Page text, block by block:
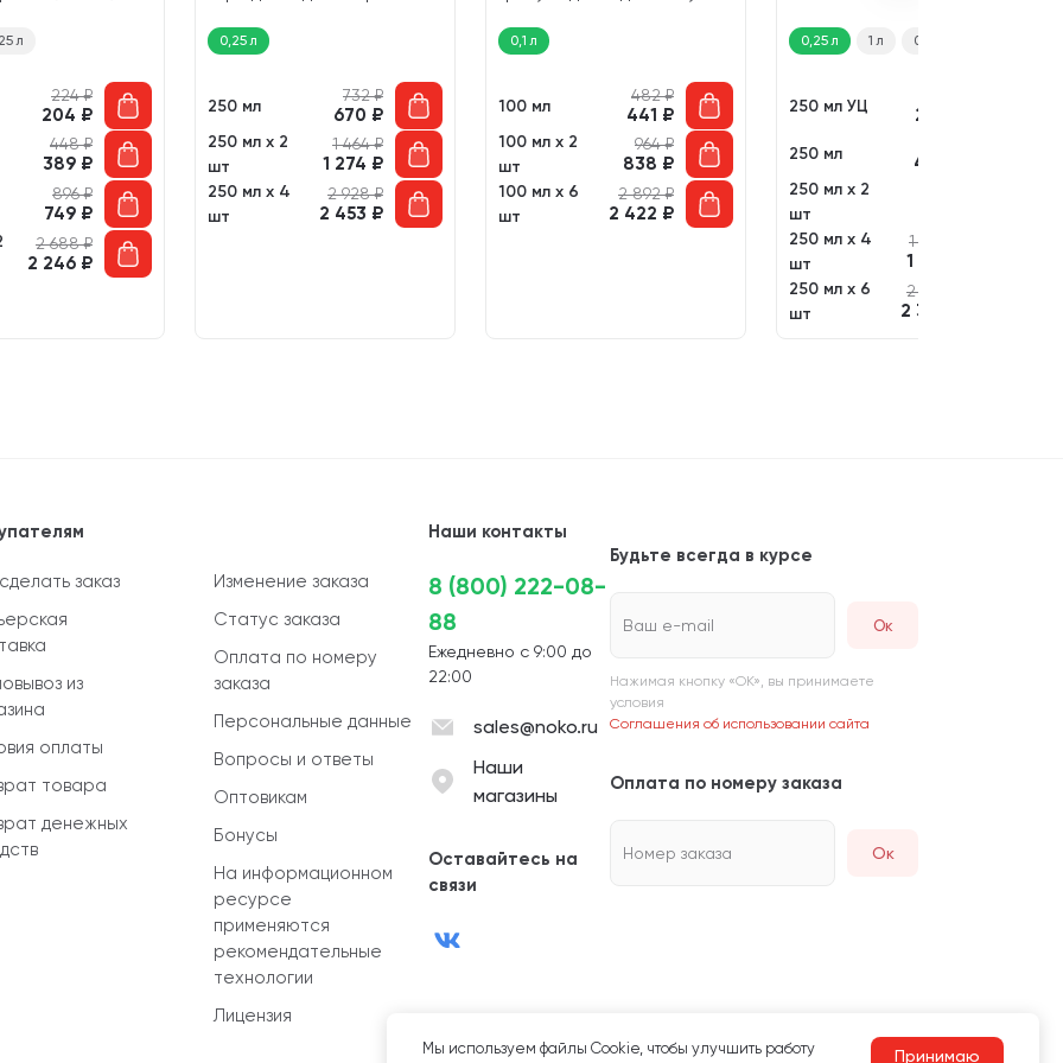
л
224₽
204 ₽
448₽
389 ₽
896₽
749 ₽
2 688₽
2 246 ₽
0,25 л
250 мл
732₽
670 ₽
250 мл х 2
шт
1 464₽
1 274 ₽
250 мл х 4
шт
2 928₽
2 453 ₽
0,1 л
100 мл
482₽
441 ₽
100 мл х 2
шт
964₽
838 ₽
100 мл х 6
шт
2 892₽
2 422 ₽
0,25 л 1 л 0,5 л
250 мл УЦ 220
250 мл 430
250 мл х 2
шт
250 мл х 4
шт
1 880
1 576
250 мл х 6
шт
2 820
2 363
заказ
из
оплаты
товара
денежных
Изменение заказа
Статус заказа
Оплата по номеру
заказа
Персональные данные
Вопросы и ответы
Оптовикам
Бонусы
На информационном
ресурсе
применяются
рекомендательные
технологии
Лицензия
Наши контакты
8 (800) 222-08-
88
Ежедневно с 9:00 до
22:00
sales@noko.ru
Наши
магазины
Оставайтесь на
связи
Будьте всегда в курсе
Ваш e-mail
Нажимая кнопку «ОК», вы принимаете
условия
Соглашения об использовании сайта
Оплата по номеру заказа
Номер заказа Ок
Мы используем файлы Сookie, чтобы улучшить работу Принимаю